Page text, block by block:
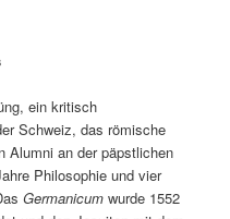
ein kritisch
Schweiz, das römische
Alumni an der päpstlichen
Philosophie und vier
Germanicum wurde 1552